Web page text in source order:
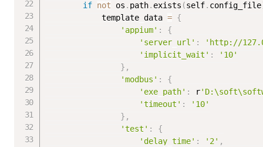
if not os . path. exists (self. config_file
            template_data
= {
'appium' :
{
'server_url' :
'http://
'implicit_wait' :
'10'
} ,
'modbus' :
{
'exe_path' : r
'timeout' :
'10'
} ,
'test' :
{
'delay_time' : '2' ,